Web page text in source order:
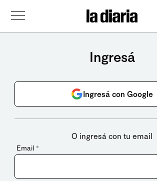
Ingresá
Ingresá con Google
O ingresá con tu email
Email *